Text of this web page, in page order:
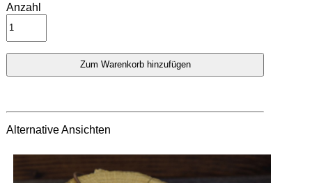
Anzahl
Alternative Ansichten